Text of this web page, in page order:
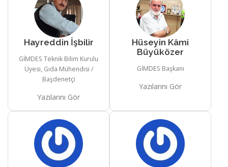
Hayreddin İşbilir
GİMDES Teknik Bilim Kurulu
Üyesi, Gıda Mühendisi /
Başdenetçi
Yazılarını Gör
Hüseyin Kâmi
Büyüközer
GİMDES Başkanı
Yazılarını Gör